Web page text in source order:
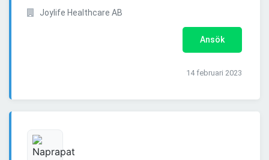
Joylife Healthcare AB
Ansök
14 februari 2023